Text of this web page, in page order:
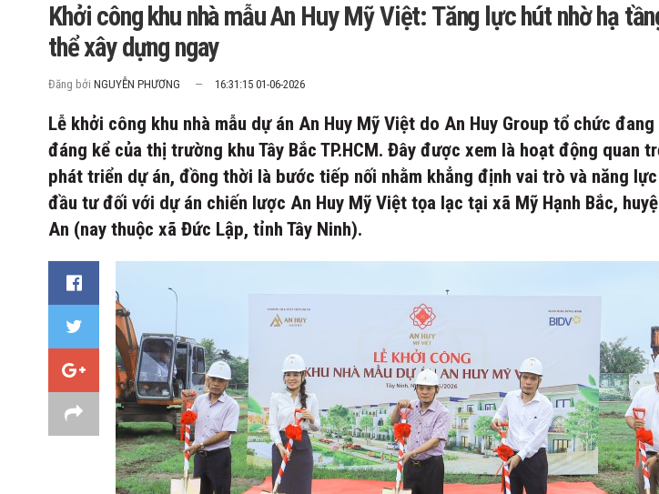
Khởi công khu nhà mẫu An Huy Mỹ Việt: Tăng lực hút nhờ hạ
thể xây dựng ngay
Đăng bởi NGUYỄN PHƯƠNG 16:31:15 01-06-2026
Lễ khởi công khu nhà mẫu dự án An Huy Mỹ Việt do An Huy Group tổ chức
đáng kể của thị trường khu Tây Bắc TP.HCM. Đây được xem là hoạt động quan
phát triển dự án, đồng thời là bước tiếp nối nhằm khẳng định vai trò và năng
đầu tư đối với dự án chiến lược An Huy Mỹ Việt tọa lạc tại xã Mỹ Hạnh Bắc,
An (nay thuộc xã Đức Lập, tỉnh Tây Ninh).